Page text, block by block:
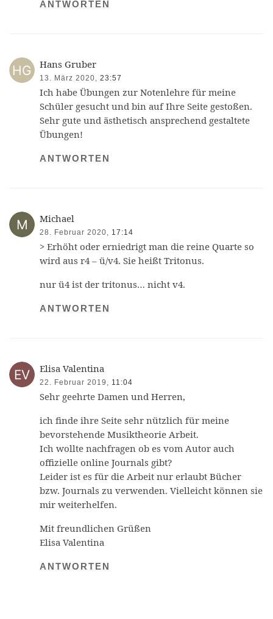
ANTWORTEN
Hans Gruber
13. März 2020, 23:57
Ich habe Übungen zur Notenlehre für meine
Schüler gesucht und bin auf Ihre Seite gestoßen.
Sehr gute und ästhetisch ansprechend gestaltete
Übungen!
ANTWORTEN
Michael
28. Februar 2020, 17:14
> Erhöht oder erniedrigt man die reine Quarte so
wird aus r4 – ü/v4. Sie heißt Tritonus.
nur ü4 ist der tritonus… nicht v4.
ANTWORTEN
Elisa Valentina
22. Februar 2019, 11:04
Sehr geehrte Damen und Herren,
ich finde ihre Seite sehr nützlich für meine
bevorstehende Musiktheorie Arbeit.
Ich wollte nachfragen ob es vom Autor auch
offizielle online Journals gibt?
Leider ist es für die Arbeit nur erlaubt Bücher
bzw. Journals zu verwenden. Vielleicht können sie
mir weiterhelfen.
Mit freundlichen Grüßen
Elisa Valentina
ANTWORTEN